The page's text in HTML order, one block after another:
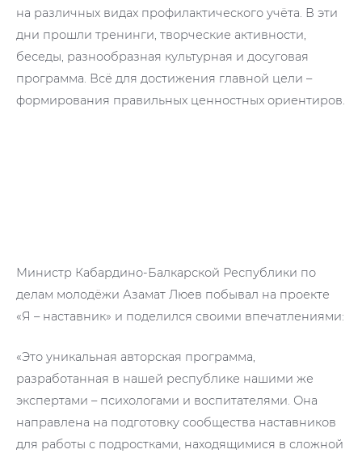
на различных видах профилактического учёта. В эти
дни прошли тренинги, творческие активности,
беседы, разнообразная культурная и досуговая
программа. Всё для достижения главной цели –
формирования правильных ценностных ориентиров.
Министр Кабардино-Балкарской Республики по
делам молодёжи Азамат Люев побывал на проекте
«Я – наставник» и поделился своими впечатлениями:
«Это уникальная авторская программа,
разработанная в нашей республике нашими же
экспертами – психологами и воспитателями. Она
направлена на подготовку сообщества наставников
для работы с подростками, находящимися в сложной